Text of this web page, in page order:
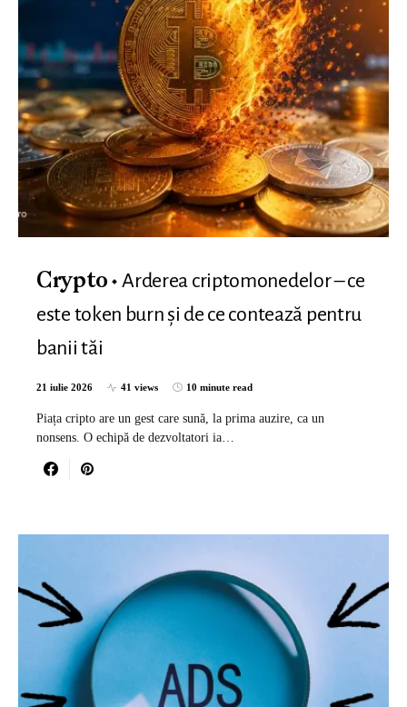
Crypto
Arderea criptomonedelor – ce
este token burn și de ce contează pentru
banii tăi
21 iulie 2026 41 views 10 minute read
Piața cripto are un gest care sună, la prima auzire, ca un
nonsens. O echipă de dezvoltatori ia…